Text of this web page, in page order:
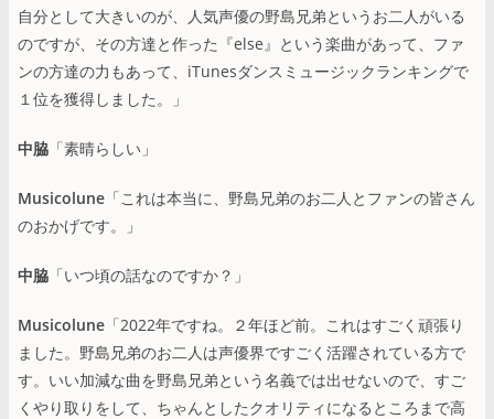
自分として大きいのが、人気声優の野島兄弟というお二人がいる
のですが、その方達と作った『else』という楽曲があって、ファ
ンの方達の力もあって、iTunesダンスミュージックランキングで
１位を獲得しました。」
中脇 「素晴らしい」
Musicolune 「これは本当に、野島兄弟のお二人とファンの皆さん
のおかげです。」
中脇 「いつ頃の話なのですか？」
Musicolune 「2022年ですね。２年ほど前。これはすごく頑張り
ました。野島兄弟のお二人は声優界ですごく活躍されている方で
す。いい加減な曲を野島兄弟という名義では出せないので、すご
くやり取りをして、ちゃんとしたクオリティになるところまで高